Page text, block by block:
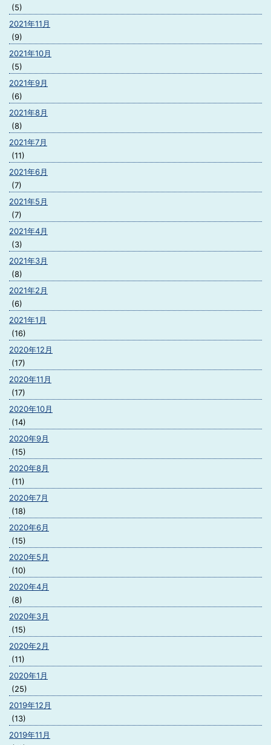
(5)
2021年11月
(9)
2021年10月
(5)
2021年9月
(6)
2021年8月
(8)
2021年7月
(11)
2021年6月
(7)
2021年5月
(7)
2021年4月
(3)
2021年3月
(8)
2021年2月
(6)
2021年1月
(16)
2020年12月
(17)
2020年11月
(17)
2020年10月
(14)
2020年9月
(15)
2020年8月
(11)
2020年7月
(18)
2020年6月
(15)
2020年5月
(10)
2020年4月
(8)
2020年3月
(15)
2020年2月
(11)
2020年1月
(25)
2019年12月
(13)
2019年11月